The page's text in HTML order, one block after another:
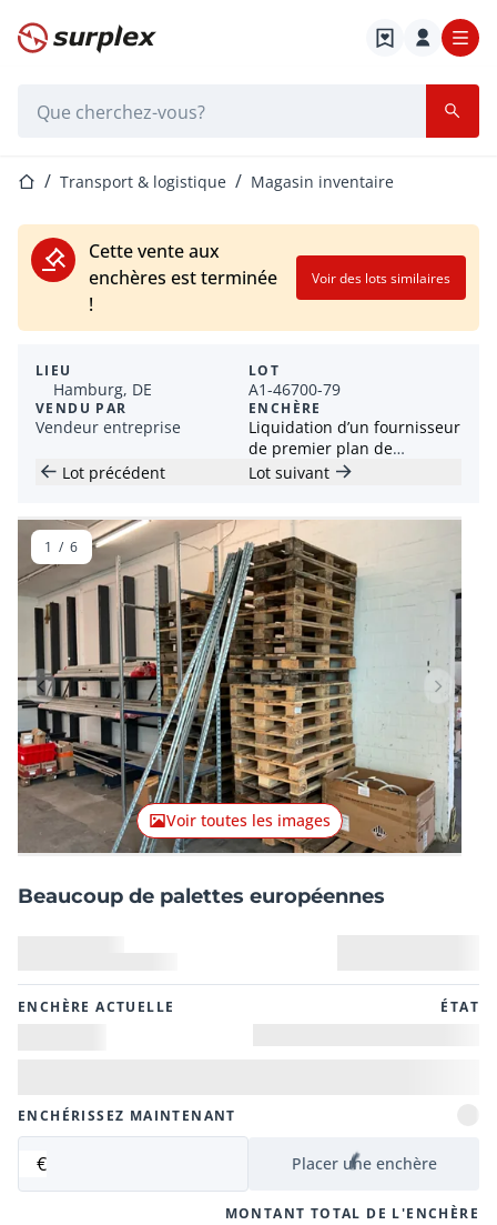
Page d'accueil
Page d'accueil
Transport & logistique Magasin inventaire
Cette vente aux
enchères est terminée
!
Voir des lots similaires
LIEU
Hamburg, DE
VENDU PAR
Vendeur entreprise
LOT
A1-46700-79
ENCHÈRE
Liquidation d’un fournisseur
de premier plan de
solutions solaires complètes
Lot précédent Lot suivant
Lot précédent Lot
Voir toutes les images
1 / 6
Beaucoup de palettes européennes
ENCHÈRE ACTUELLE ÉTAT
ENCHÉRISSEZ MAINTENANT
€ Placer une enchère
MONTANT TOTAL DE L'ENCHÈRE